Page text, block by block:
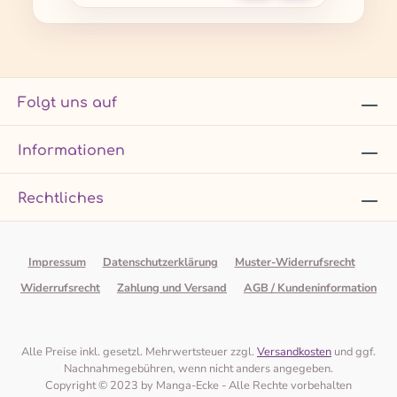
Folgt uns auf
Informationen
Rechtliches
Impressum Datenschutzerklärung
Muster-Widerrufsrecht
Widerrufsrecht
Zahlung und Versand AGB / Kundeninformation
Alle Preise inkl. gesetzl. Mehrwertsteuer zzgl. Versandkosten und ggf.
Nachnahmegebühren, wenn nicht anders angegeben.
Copyright © 2023 by Manga-Ecke - Alle Rechte vorbehalten